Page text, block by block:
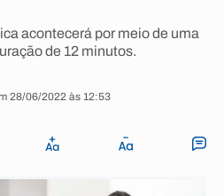
acontecerá por meio de uma
de 12 minutos.
28/06/2022 às 12:53